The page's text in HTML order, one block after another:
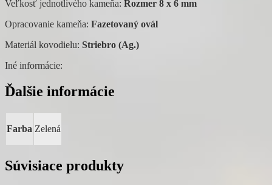
Veľkosť jednotlivého kameňa: Rozmer 8 x 6 mm
Opracovanie kameňa: Fazetovaný ovál
Materiál kovodielu: Striebro (Ag.)
Iné informácie:
Ďalšie informácie
Farba Zelená
Súvisiace produkty